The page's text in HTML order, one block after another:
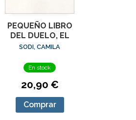
PEQUEÑO LIBRO
DEL DUELO, EL
SODI, CAMILA
En stock
20,90 €
Comprar